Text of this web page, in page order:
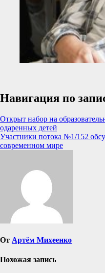
Навигация по
Открыт набор на
одаренных детей
Участники потока №1/152
современном мире
От Артём Михеенко
Похожая запись